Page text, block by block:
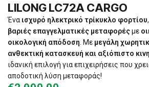
LILONG LC72A CARGO
Ένα ισχυρό ηλεκτρικό τρίκυκλο φορτίου
βαριές επαγγελματικές μεταφορέςμε
οικολογική απόδοση . Με μεγάλη
ανθεκτική κατασκευή και αξιόπιστο
ιδανική επιλογή για επιχειρήσεις που
αποδοτική λύση μεταφοράς!